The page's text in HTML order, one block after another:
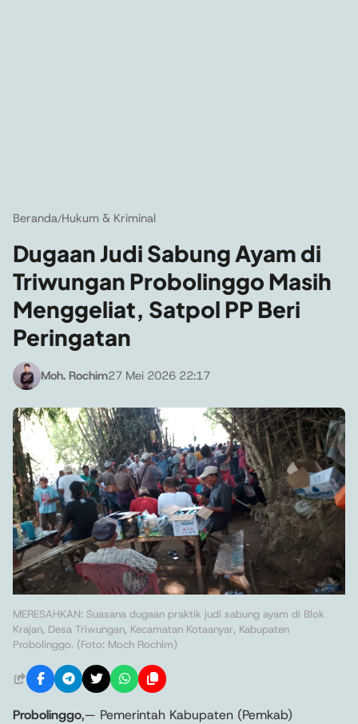
Beranda/Hukum & Kriminal
Dugaan Judi Sabung Ayam di
Triwungan Probolinggo Masih
Menggeliat, Satpol PP Beri
Peringatan
Moh. Rochim27 Mei 2026 22:17
MERESAHKAN: Suasana dugaan praktik judi sabung ayam di Blok
Krajan, Desa Triwungan, Kecamatan Kotaanyar, Kabupaten
Probolinggo. (Foto: Moch Rochim)
Probolinggo,— Pemerintah Kabupaten (Pemkab)